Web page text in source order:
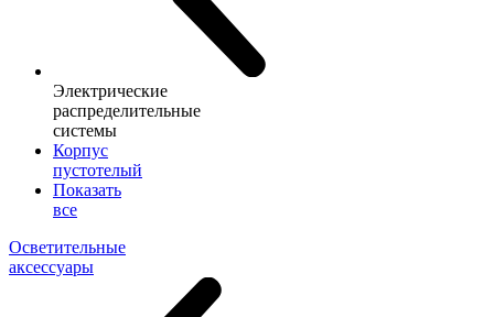
Электрические
распределительные
системы
Корпус
пустотелый
Показать
все
Осветительные
аксессуары